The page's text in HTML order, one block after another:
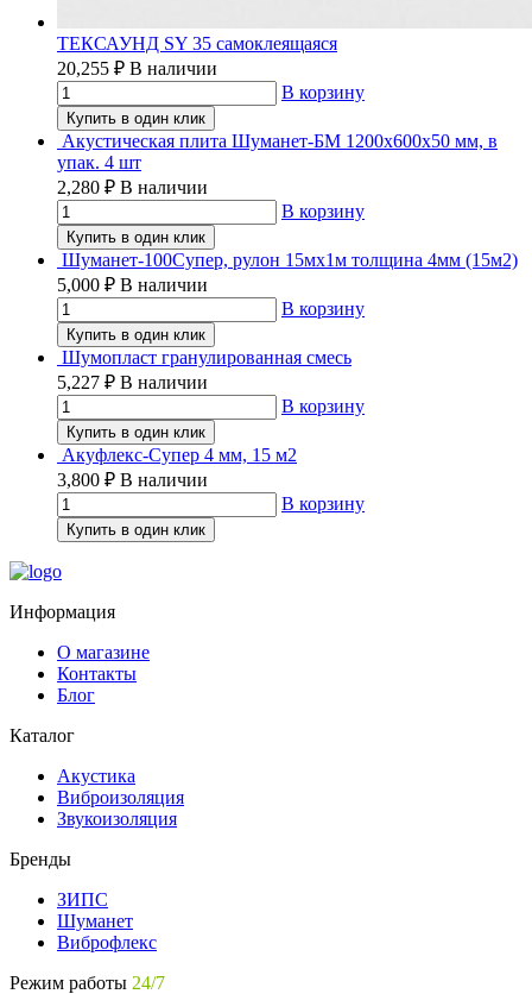
ТЕКСАУНД SY 35 самоклеящаяся
20,255 ₽ В наличии
В корзину
Купить в один клик
Акустическая плита Шуманет-БМ 1200х600х50 мм, в
упак. 4 шт
2,280 ₽ В наличии
В корзину
Купить в один клик
Шуманет-100Супер, рулон 15мх1м толщина 4мм (15м2)
5,000 ₽ В наличии
В корзину
Купить в один клик
Шумопласт гранулированная смесь
5,227 ₽ В наличии
В корзину
Купить в один клик
Акуфлекс-Супер 4 мм, 15 м2
3,800 ₽ В наличии
В корзину
Купить в один клик
Информация
О магазине
Контакты
Блог
Каталог
Акустика
Виброизоляция
Звукоизоляция
Бренды
ЗИПС
Шуманет
Виброфлекс
Режим работы 24/7